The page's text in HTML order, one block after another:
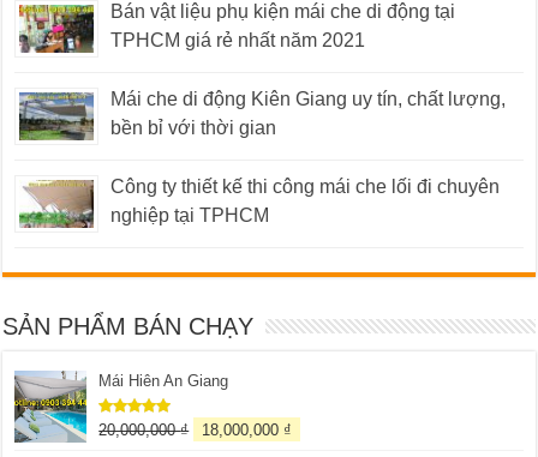
Bán vật liệu phụ kiện mái che di động tại
TPHCM giá rẻ nhất năm 2021
Mái che di động Kiên Giang uy tín, chất lượng,
bền bỉ với thời gian
Công ty thiết kế thi công mái che lối đi chuyên
nghiệp tại TPHCM
SẢN PHẨM BÁN CHẠY
Mái Hiên An Giang
Được xếp
20,000,000₫ 18,000,000 ₫